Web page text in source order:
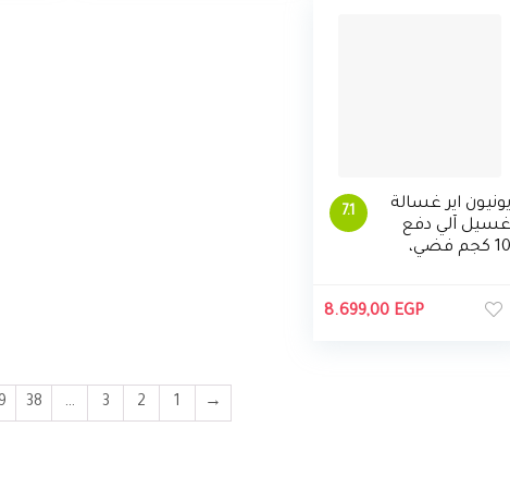
7.1
يونيون اير غسالة
غسيل آلي دفع
10 كجم فضي،
8.699,00 EGP
→
1
2
3
…
38